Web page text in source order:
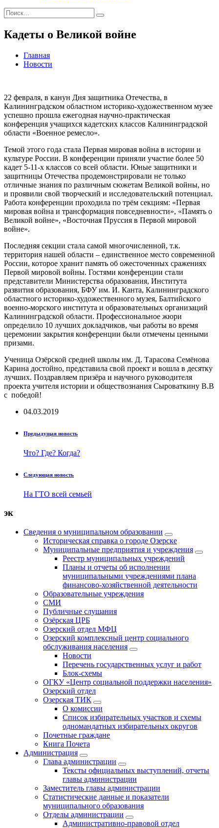
Кадеты о Великой войне
Главная
Новости
22 февраля, в канун Дня защитника Отечества, в
Калининградском областном историко-художественном музее
успешно прошла ежегодная научно-практическая
конференция учащихся кадетских классов Калининградской
области «Военное ремесло».
Темой этого года стала Первая мировая война в истории и
культуре России. В конференции приняли участие более 50
кадет 5-11-х классов со всей области. Юные защитники и
защитницы Отечества продемонстрировали не только
отличные знания по различным сюжетам Великой войны, но
и проявили свой творческий и исследовательский потенциал.
Работа конференции проходила по трём секциям: «Первая
мировая война и трансформация повседневности», «Память о
Великой войне», «Восточная Пруссия в Первой мировой
войне».
Последняя секции стала самой многочисленной, т.к.
территория нашей области – единственное место современной
России, которое хранит память об ожесточенных сражениях
Первой мировой войны. Гостями конференции стали
представители Министерства образования, Института
развития образования, БФУ им. И. Канта, Калининградского
областного историко-художественного музея, Балтийского
военно-морского института и образовательных организаций
Калининградской области. Профессиональное жюри
определило 10 лучших докладчиков, чьи работы во время
церемонии закрытия конференции были отмечены ценными
призами.
Ученица Озёрской средней школы им. Д. Тарасова Семёнова
Карина достойно, представила свой проект и вошла в десятку
лучших. Поздравляем призёра и научного руководителя
проекта учителя истории и обществознания Сыроваткину В.В
с победой!
04.03.2019
Предыдущая новость
Что? Где? Когда?
Следующая новость
На ГТО всей семьей
эк
Сведения о муниципальном образовании
Историческая справка о городе Озерске
Муниципальные предприятия и учреждения
Реестр муниципальных учреждений
Планы и отчеты об исполнении
муниципальными учреждениями плана
финансово-хозяйственной деятельности
Образовательные учреждения
СМИ
Публичные слушания
Озёрская ЦРБ
Озерский отдел МФЦ
Озерский комплексный центр социального
обслуживания населения
Новости
Перечень государственных услуг и работ
Блок-схемы
ОГКУ «Центр социальной поддержки населения»
Озерский отдел
Озерская ТИК
О комиссии
Список избирательных участков и схемы
одномандатных избирательных округов
Почетные граждане
Книга Почета
Администрация
Глава администрации
Тексты официальных выступлений, отчеты
главы администрации
Заместитель главы администрации
Статистические данные и показатели
муниципального образования
Отделы администрации
Административно-правовой отдел